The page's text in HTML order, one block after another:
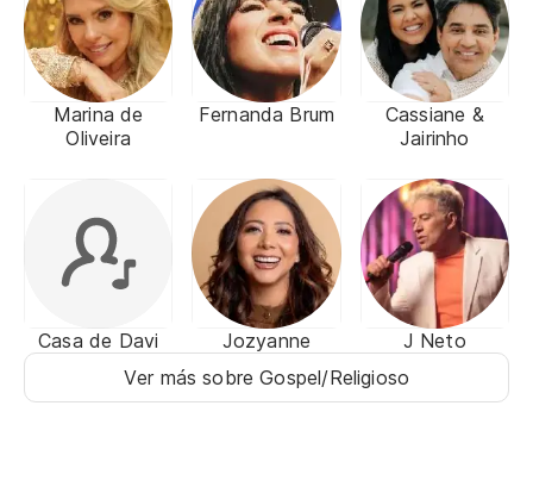
Marina de
Oliveira
Fernanda Brum
Cassiane &
Jairinho
Casa de Davi Jozyanne
J Neto
Ver más sobre Gospel/Religioso